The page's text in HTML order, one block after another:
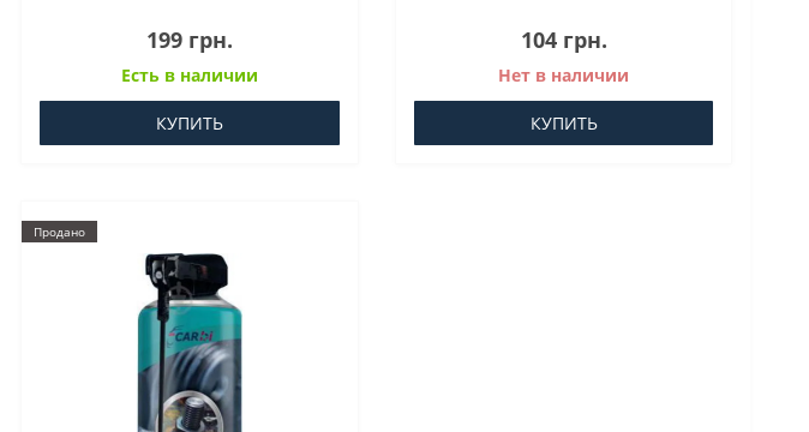
199 грн.
Есть в наличии
КУПИТЬ
104 грн.
Нет в наличии
КУПИТЬ
Продано